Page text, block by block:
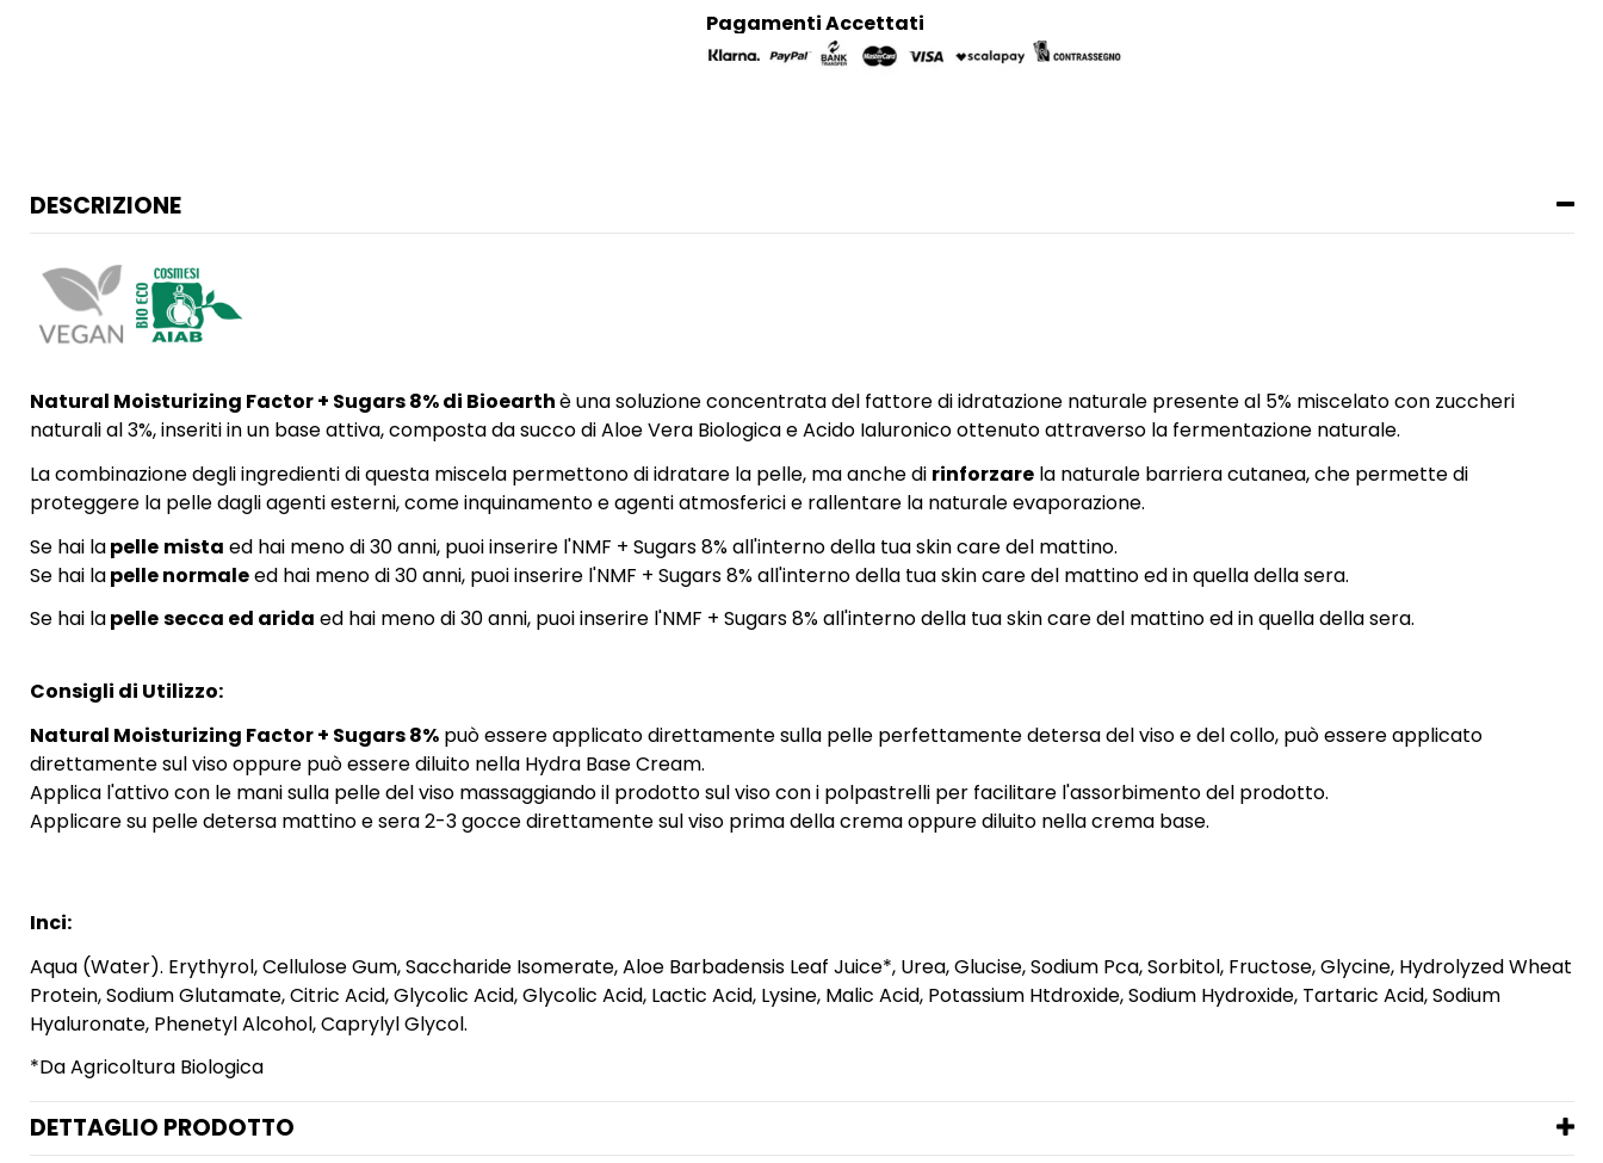
Pagamenti Accettati
DESCRIZIONE
Natural Moisturizing Factor + Sugars 8% di Bioearthè una soluzione concentrata del fattore di idratazione naturale presente al 5% miscelato con zuccheri
naturali al 3%, inseriti in un base attiva, composta da succo di Aloe Vera Biologica e Acido Ialuronico ottenuto attraverso la fermentazione naturale.
La combinazione degli ingredienti di questa miscela permettono di idratare la pelle, ma anche di rinforzarela naturale barriera cutanea, che permette di
proteggere la pelle dagli agenti esterni, come inquinamento e agenti atmosferici e rallentare la naturale evaporazione.
Se hai lapelle mista ed hai meno di 30 anni, puoi inserire l'NMF + Sugars 8% all'interno della tua skin care del mattino.
Se hai lapelle normaleed hai meno di 30 anni, puoi inserire l'NMF + Sugars 8% all'interno della tua skin care del mattino ed in quella della sera.
Se hai lapellesecca ed arida ed hai meno di 30 anni, puoi inserire l'NMF + Sugars 8% all'interno della tua skin care del mattino ed in quella della sera.
Consigli di Utilizzo:
Natural Moisturizing Factor + Sugars 8%può essere applicato direttamente sulla pelle perfettamente detersa del viso e del collo, può essere applicato
direttamente sul viso oppure può essere diluito nella Hydra Base Cream.
Applica l'attivo con le mani sulla pelle del viso massaggiando il prodotto sul viso con i polpastrelli per facilitare l'assorbimento del prodotto.
Applicare su pelle detersa mattino e sera 2-3 gocce direttamente sul viso prima della crema oppure diluito nella crema base.
Inci:
Aqua (Water). Erythyrol, Cellulose Gum, Saccharide Isomerate, Aloe Barbadensis Leaf Juice*, Urea, Glucise, Sodium Pca, Sorbitol, Fructose, Glycine, Hydrolyzed Wheat
Protein, Sodium Glutamate, Citric Acid, Glycolic Acid, Glycolic Acid, Lactic Acid, Lysine, Malic Acid, Potassium Htdroxide, Sodium Hydroxide, Tartaric Acid, Sodium
Hyaluronate, Phenetyl Alcohol, Caprylyl Glycol.
*Da Agricoltura Biologica
DETTAGLIO PRODOTTO